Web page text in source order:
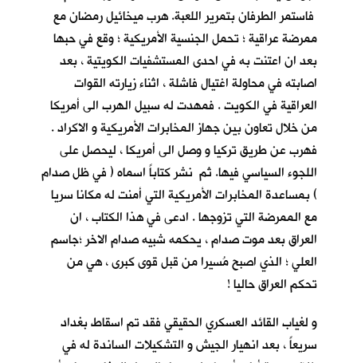
فاستمر الطرفان بتمرير اللعبة. هرب ميخائيل رمضان مع
ممرضة عراقية ؛ تحمل الجنسية الأمريكية ؛ وقع في حبها
بعد ان اعتنت به في احدى المستشفيات الكويتية ، بعد
اصابته في محاولة اغتيال فاشلة ، اثناء زيارته القوات
العراقية في الكويت . فمهدت له سبيل الهرب الى أمريكا
من خلال تعاون بين جهاز المخابرات الأمريكية و الاكراد .
فهرب عن طريق تركيا و وصل الى أمريكا ، ليحصل على
اللجوء السياسي فيها. ثم نشر كتاباً اسماه ( في ظل صدام
) بمساعدة المخابرات الأمريكية التي أمنت له مكانا سريا
مع الممرضة التي تزوجها . ادعى في هذا الكتاب ، ان
العراق بعد موت صدام ، يحكمه شبيه صدام الاخر ؛جاسم
العلي ؛ الذي اصبح مُسيرا من قبل قوى كبرى ، هي من
تحكم العراق حاليا !
و لغياب القائد العسكري الحقيقي فقد تم اسقاط بغداد
سريعاً ، بعد انهيار الجيش و التشكيلات الساندة له في